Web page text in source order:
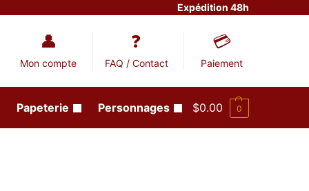
Expédition 48h
Mon compte FAQ / Contact Paiement
Papeterie Personnages $0.00 0